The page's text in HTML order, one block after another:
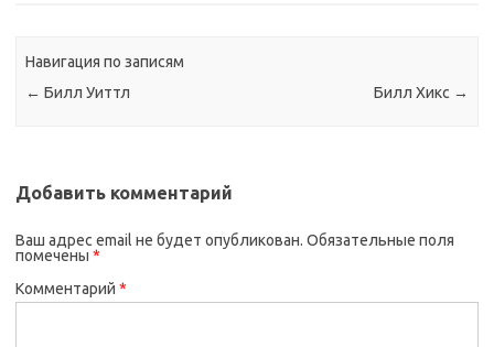
Навигация по записям
← Билл Уиттл Билл Хикс →
Добавить комментарий
Ваш адрес email не будет опубликован. Обязательные поля
помечены *
Комментарий *